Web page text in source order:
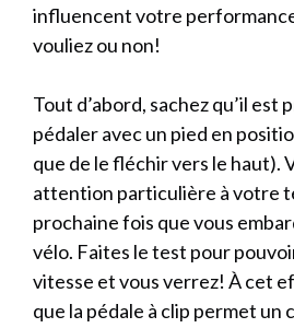
influencent votre
vouliez ou non!
Tout d’abord, sachez qu’il est
pédaler avec un pied en
que de le fléchir vers le haut).
attention particulière à votre
prochaine fois que vous
vélo. Faites le test pour
vitesse et vous verrez! À cet
que la pédale à clip permet un